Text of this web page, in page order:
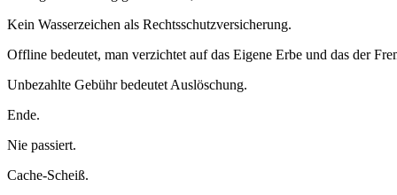
Kein Wasserzeichen als Rechtsschutzversicherung.
Offline bedeutet, man verzichtet auf das Eigene Erbe und das der
Unbezahlte Gebühr bedeutet Auslöschung.
Ende.
Nie passiert.
Cache-Scheiß.